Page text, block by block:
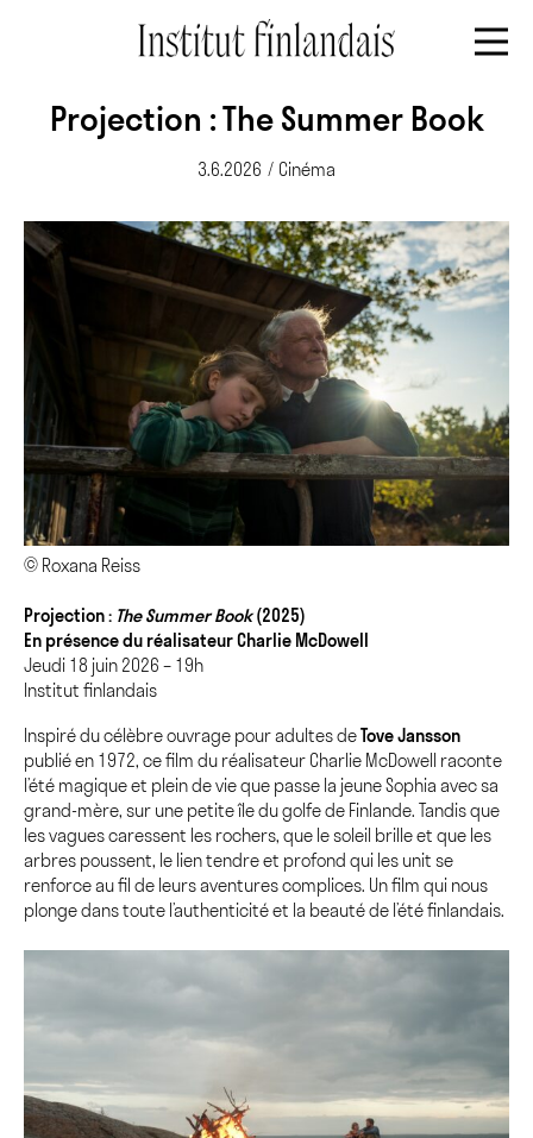
Projection : The Summer Book
3.6.2026 / Cinéma
© Roxana Reiss
Projection : The Summer Book(2025)
En présence du réalisateur Charlie McDowell
Jeudi 18 juin 2026 – 19h
Institut finlandais
Inspiré du célèbre ouvrage pour adultes deTove Jansson
publié en 1972, ce film du réalisateur Charlie McDowell raconte
l’été magique et plein de vie que passe la jeune Sophia avec sa
grand-mère, sur une petite île du golfe de Finlande. Tandis que
les vagues caressent les rochers, que le soleil brille et que les
arbres poussent, le lien tendre et profond qui les unit se
renforce au fil de leurs aventures complices. Un film qui nous
plonge dans toute l’authenticité et la beauté de l’été finlandais.